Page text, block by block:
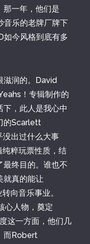
那一年，他们是
音乐的老牌厂牌下
如今风格到底有多
滋润的。David
！专辑制作的
下，此人是我心中
的Scarlett
出过什么大事
粹玩票性质，结
最终目的。谁也不
就真的能让
向音乐事业。
心人物，奠定
这一方面，他们几
而Robert